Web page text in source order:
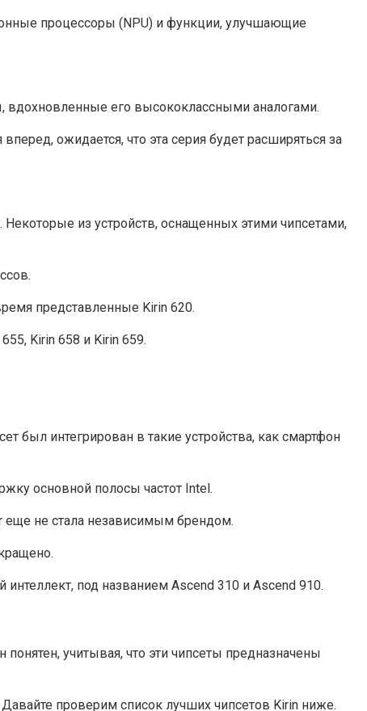
процессоры (NPU) и функции, улучшающие
вдохновленные его высококлассными аналогами.
ожидается, что эта серия будет расширяться за
из устройств, оснащенных этими чипсетами,
представленные Kirin 620.
Kirin 658 и Kirin 659.
был интегрирован в такие устройства, как смартфон
основной полосы частот Intel.
еще не стала независимым брендом.
под названием Ascend 310 и Ascend 910.
учитывая, что эти чипсеты предназначены
проверим список лучших чипсетов Kirin ниже.